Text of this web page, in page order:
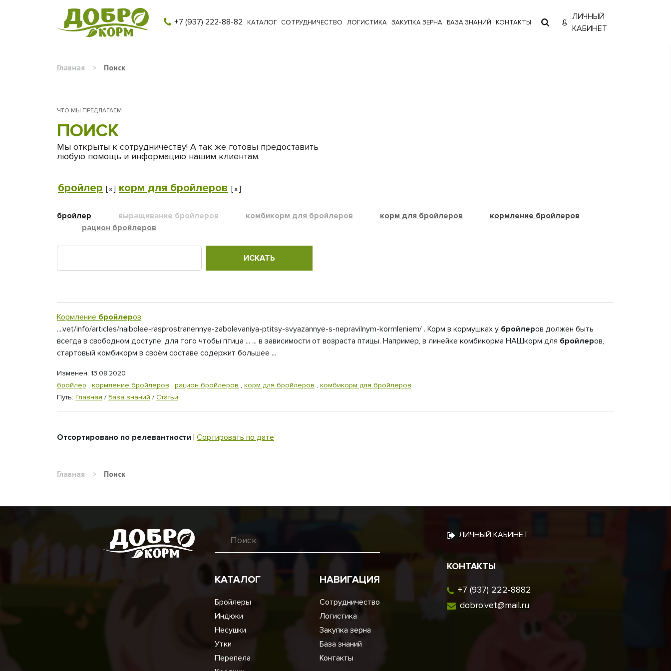
+7 (937) 222-88-82 КАТАЛОГ СОТРУДНИЧЕСТВО ЛОГИСТИКА ЗАКУПКА ЗЕРНА БАЗА ЗНАНИЙ КОНТАКТЫ
ЛИЧНЫЙ
КАБИНЕТ
Главная > Поиск
ЧТО МЫ ПРЕДЛАГАЕМ
ПОИСК
Мы открыты к сотрудничеству! А так же готовы предоставить
любую помощь и информацию нашим клиентам.
бройлер [x] корм для бройлеров [x]
бройлер выращивание бройлеров комбикорм для бройлеров корм для бройлеров
кормление бройлеров
рацион бройлеров
Кормление бройлеров
....vet/info/articles/naibolee-rasprostranennye-zabolevaniya-ptitsy-svyazannye-s-nepravilnym-kormleniem/ . Корм в кормушках у бройлеров должен быть
всегда в свободном доступе, для того чтобы птица ... ... в зависимости от возраста птицы. Например, в линейке комбикорма НАШкорм для бройлеров,
стартовый комбикорм в своём составе содержит большее ...
Изменен: 13.08.2020
бройлер , кормление бройлеров , рацион бройлеров , корм для бройлеров , комбикорм для бройлеров
Путь: Главная / База знаний / Статьи
Отсортировано по релевантности | Сортировать по дате
Главная > Поиск
КАТАЛОГ
Бройлеры
Индюки
Несушки
Утки
Перепела
НАВИГАЦИЯ
Сотрудничество
Логистика
Закупка зерна
База знаний
Контакты
ЛИЧНЫЙ КАБИНЕТ
КОНТАКТЫ
+7 (937) 222-8882
dobro.vet@mail.ru